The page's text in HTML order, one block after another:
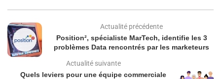
Actualité précédente
Position², spécialiste MarTech, identifie les 3
problèmes Data rencontrés par les marketeurs
Actualité suivante
Quels leviers pour une équipe commerciale